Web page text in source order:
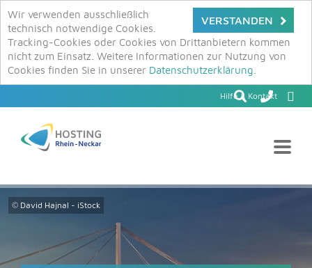
VERSTANDEN
Wir verwenden ausschließlich
technisch notwendige Cookies.
Tracking-Cookies oder Cookies von Drittanbietern kommen
nicht zum Einsatz. Weitere Informationen zur Nutzung von
Cookies finden Sie in unserer Datenschutzerklärung.
Hilfe & Kontakt
© David Hajnal - iStock